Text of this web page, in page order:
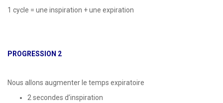
1 cycle = une inspiration + une expiration
PROGRESSION 2
Nous allons augmenter le temps expiratoire
2 secondes d’inspiration